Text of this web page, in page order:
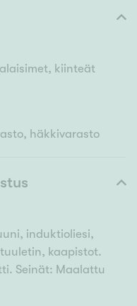
kiinteät
häkkivarasto
induktioliesi,
kaapistot.
Seinät: Maalattu